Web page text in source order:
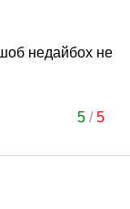
недайбох не
5/5